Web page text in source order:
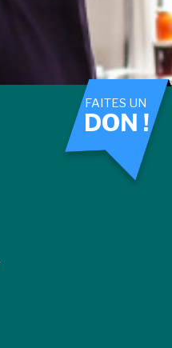
FAITES UN
DON !